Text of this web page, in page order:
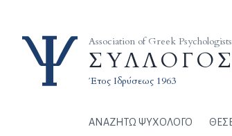
Association of Greek
Έτος Ιδρύσεως 1963
ΑΝΑΖΗΤΩ ΨΥΧΟΛΟΓΟ